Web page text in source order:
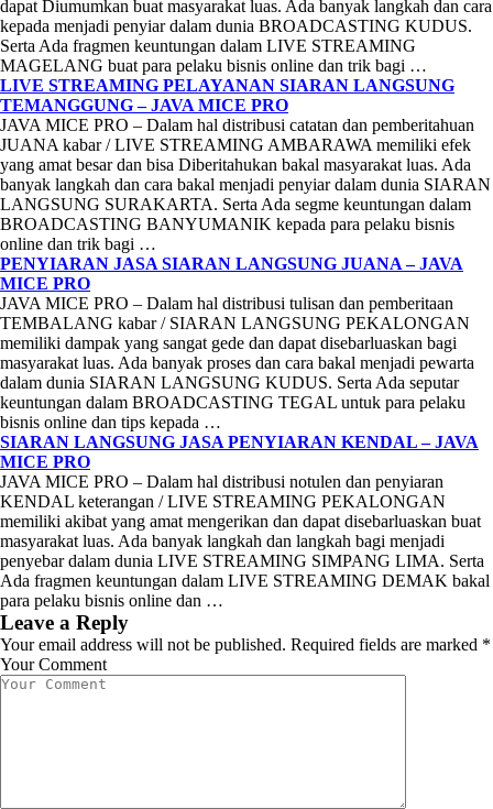
dapat Diumumkan buat masyarakat luas. Ada banyak langkah dan cara
kepada menjadi penyiar dalam dunia BROADCASTING KUDUS.
Serta Ada fragmen keuntungan dalam LIVE STREAMING
MAGELANG buat para pelaku bisnis online dan trik bagi …
LIVE STREAMING PELAYANAN SIARAN LANGSUNG
TEMANGGUNG – JAVA MICE PRO
JAVA MICE PRO – Dalam hal distribusi catatan dan pemberitahuan
JUANA kabar / LIVE STREAMING AMBARAWA memiliki efek
yang amat besar dan bisa Diberitahukan bakal masyarakat luas. Ada
banyak langkah dan cara bakal menjadi penyiar dalam dunia SIARAN
LANGSUNG SURAKARTA. Serta Ada segme keuntungan dalam
BROADCASTING BANYUMANIK kepada para pelaku bisnis
online dan trik bagi …
PENYIARAN JASA SIARAN LANGSUNG JUANA – JAVA
MICE PRO
JAVA MICE PRO – Dalam hal distribusi tulisan dan pemberitaan
TEMBALANG kabar / SIARAN LANGSUNG PEKALONGAN
memiliki dampak yang sangat gede dan dapat disebarluaskan bagi
masyarakat luas. Ada banyak proses dan cara bakal menjadi pewarta
dalam dunia SIARAN LANGSUNG KUDUS. Serta Ada seputar
keuntungan dalam BROADCASTING TEGAL untuk para pelaku
bisnis online dan tips kepada …
SIARAN LANGSUNG JASA PENYIARAN KENDAL – JAVA
MICE PRO
JAVA MICE PRO – Dalam hal distribusi notulen dan penyiaran
KENDAL keterangan / LIVE STREAMING PEKALONGAN
memiliki akibat yang amat mengerikan dan dapat disebarluaskan buat
masyarakat luas. Ada banyak langkah dan langkah bagi menjadi
penyebar dalam dunia LIVE STREAMING SIMPANG LIMA. Serta
Ada fragmen keuntungan dalam LIVE STREAMING DEMAK bakal
para pelaku bisnis online dan …
Leave a Reply
Your email address will not be published. Required fields are marked *
Your Comment